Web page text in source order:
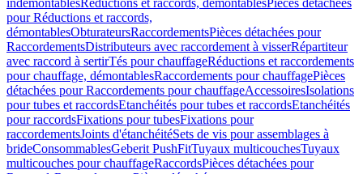
indémontablesRéductions et raccords, démontablesPièces détachées
pour Réductions et raccords,
démontablesObturateursRaccordementsPièces détachées pour
RaccordementsDistributeurs avec raccordement à visserRépartiteur
avec raccord à sertirTés pour chauffageRéductions et raccordements
pour chauffage, démontablesRaccordements pour chauffagePièces
détachées pour Raccordements pour chauffageAccessoiresIsolations
pour tubes et raccordsEtanchéités pour tubes et raccordsEtanchéités
pour raccordsFixations pour tubesFixations pour
raccordementsJoints d'étanchéitéSets de vis pour assemblages à
brideConsommablesGeberit PushFitTuyaux multicouchesTuyaux
multicouches pour chauffageRaccordsPièces détachées pour